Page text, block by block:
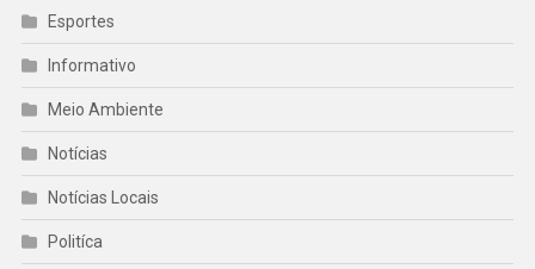
Esportes
Informativo
Meio Ambiente
Notícias
Notícias Locais
Politíca